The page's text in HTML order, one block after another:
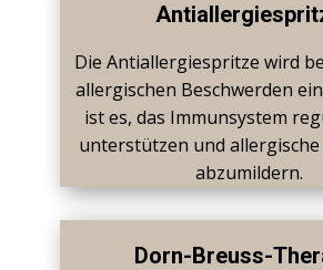
Die Antiallergiespritze wird
allergischen Beschwerden
ist es, das Immunsystem
unterstützen und
abzumildern.
Dorn-Breuss-